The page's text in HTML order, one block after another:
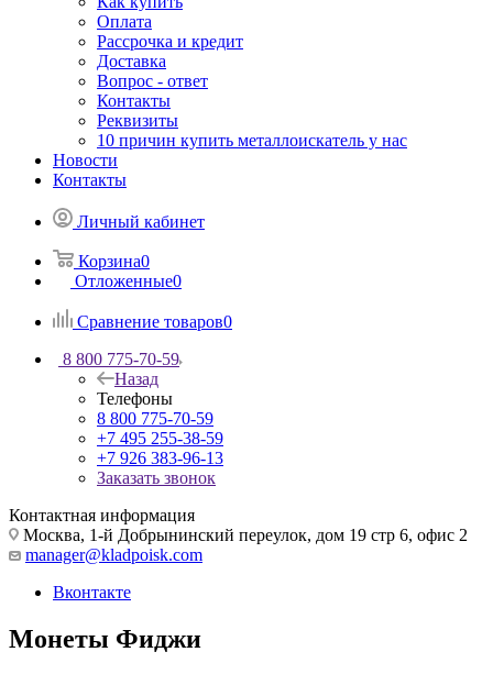
Оплата
Рассрочка и кредит
Доставка
Вопрос - ответ
Контакты
Реквизиты
10 причин купить металлоискатель у нас
Новости
Контакты
Личный кабинет
Корзина0
Отложенные0
Сравнение товаров0
8 800 775-70-59
Назад
Телефоны
8 800 775-70-59
+7 495 255-38-59
+7 926 383-96-13
Заказать звонок
Контактная информация
Москва, 1-й Добрынинский переулок, дом 19 стр 6, офис 2
manager@kladpoisk.com
Вконтакте
Монеты Фиджи